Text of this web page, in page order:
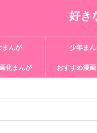
好き
まんが 少年ま
化まんが おすすめ漫